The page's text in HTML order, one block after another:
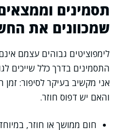
תסמינים וממצאים
שמכוונים את
לימפוציטים גבוהים עצמם
התסמינים בדרך כלל שייכים
אני מקשיב בעיקר לסיפור:
והאם יש דפוס חוזר.
חום ממושך או חוזר,